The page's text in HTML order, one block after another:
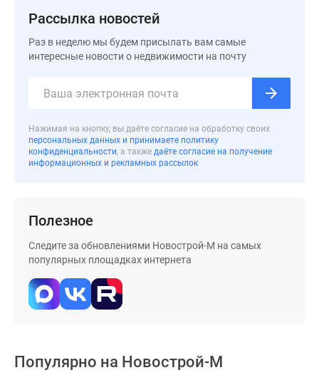
поселки
водоема
Бизнес-
центры
Коттеджи
Рассылка новостей
Раз в неделю мы будем присылать вам самые
интересные новости о недвижимости на почту
Нажимая на кнопку, вы даёте согласие на обработку своих
персональных данных и принимаете политику
конфиденциальности, а также даёте согласие на получение
информационных и рекламных рассылок
Полезное
Следите за обновлениями Новострой-М на самых
популярных площадках интернета
Популярно на Новострой-М